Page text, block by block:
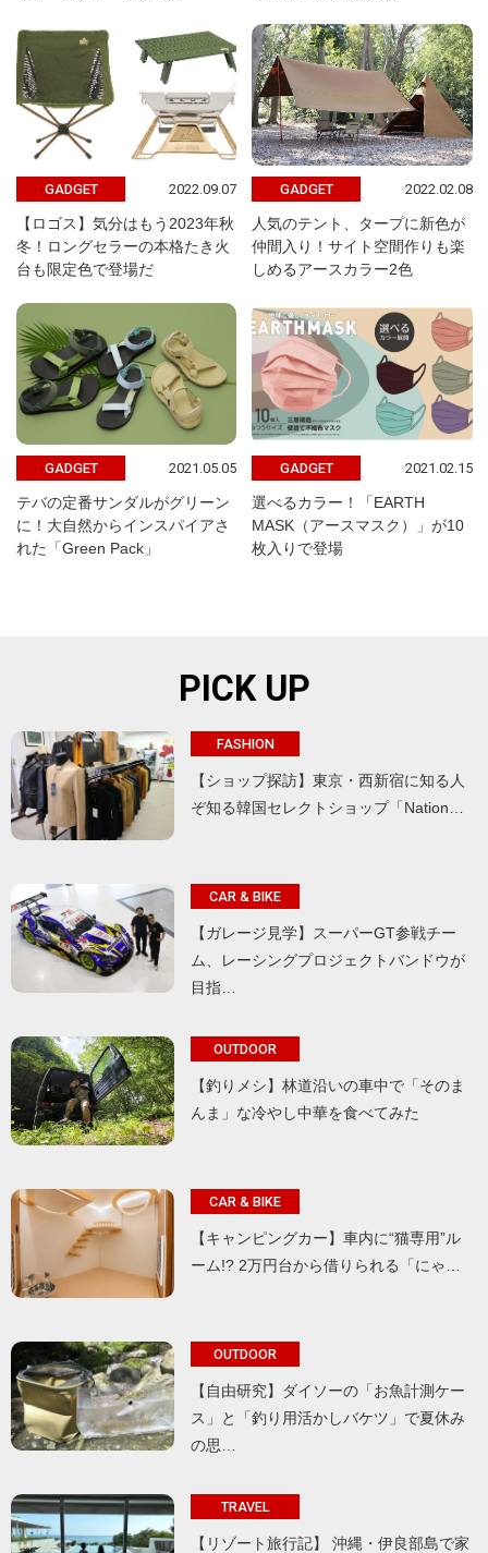
GADGET 2022.09.07
【ロゴス】気分はもう2023年秋
冬！ロングセラーの本格たき火
台も限定色で登場だ
GADGET 2022.02.08
人気のテント、タープに新色が
仲間入り！サイト空間作りも楽
しめるアースカラー2色
GADGET 2021.05.05
テバの定番サンダルがグリーン
に！大自然からインスパイアさ
れた「Green Pack」
GADGET 2021.02.15
選べるカラー！「EARTH
MASK（アースマスク）」が10
枚入りで登場
PICK UP
FASHION
【ショップ探訪】東京・西新宿に知る人
ぞ知る韓国セレクトショップ「Nation…
CAR & BIKE
【ガレージ見学】スーパーGT参戦チー
ム、レーシングプロジェクトバンドウが
目指…
OUTDOOR
【釣りメシ】林道沿いの車中で「そのま
んま」な冷やし中華を食べてみた
CAR & BIKE
【キャンピングカー】車内に“猫専用”ル
ーム!? 2万円台から借りられる「にゃ…
OUTDOOR
【自由研究】ダイソーの「お魚計測ケー
ス」と「釣り用活かしバケツ」で夏休み
の思…
TRAVEL
【リゾート旅行記】 沖縄・伊良部島で家